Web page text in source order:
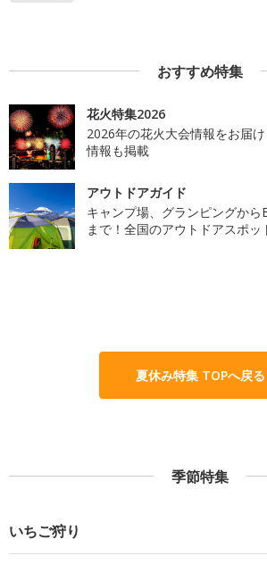
おすすめ特集
花火特集2026
2026年の花火大会情報をお届
情報も掲載
アウトドアガイド
キャンプ場、グランピングか
まで！全国のアウトドアスポッ
夏休み特集 TOPへ戻る
季節特集
いちご狩り